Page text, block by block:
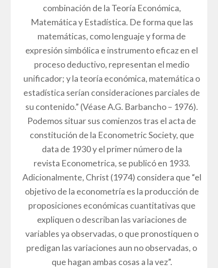
combinación de la Teoría Económica,
Matemática y Estadística. De forma que las
matemáticas, como lenguaje y forma de
expresión simbólica e instrumento eficaz en el
proceso deductivo, representan el medio
unificador; y la teoría económica, matemática o
estadística serían consideraciones parciales de
su contenido.” (Véase A.G. Barbancho – 1976).
Podemos situar sus comienzos tras el acta de
constitución de la Econometric Society, que
data de 1930 y el primer número de la
revista Econometrica, se publicó en 1933.
Adicionalmente, Christ (1974) considera que “el
objetivo de la econometría es la producción de
proposiciones económicas cuantitativas que
expliquen o describan las variaciones de
variables ya observadas, o que pronostiquen o
predigan las variaciones aun no observadas, o
que hagan ambas cosas a la vez”.